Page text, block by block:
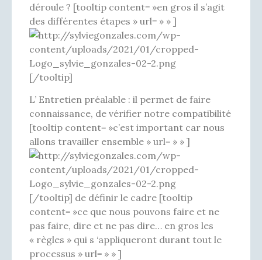
déroule ? [tooltip content= »en gros il s’agit
des différentes étapes » url= » » ]
[/tooltip]
L’ Entretien préalable : il permet de faire
connaissance, de vérifier notre compatibilité
[tooltip content= »c’est important car nous
allons travailler ensemble » url= » » ]
[/tooltip] de définir le cadre [tooltip
content= »ce que nous pouvons faire et ne
pas faire, dire et ne pas dire… en gros les
« règles » qui s ‘appliqueront durant tout le
processus » url= » » ]